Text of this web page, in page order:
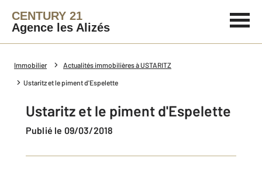
CENTURY 21
Agence les Alizés
Immobilier Actualités immobilières à USTARITZ
Ustaritz et le piment d'Espelette
Ustaritz et le piment d'Espelette
Publié le 09/03/2018